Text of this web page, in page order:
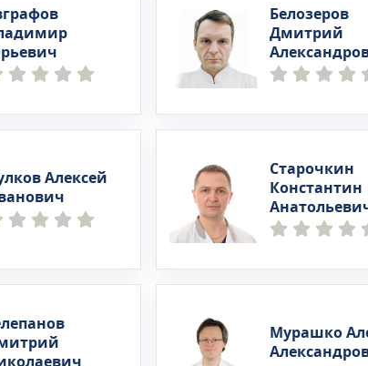
Белозеров
Дмитрий
Алексей
Старочкин
Константин
Мурашко